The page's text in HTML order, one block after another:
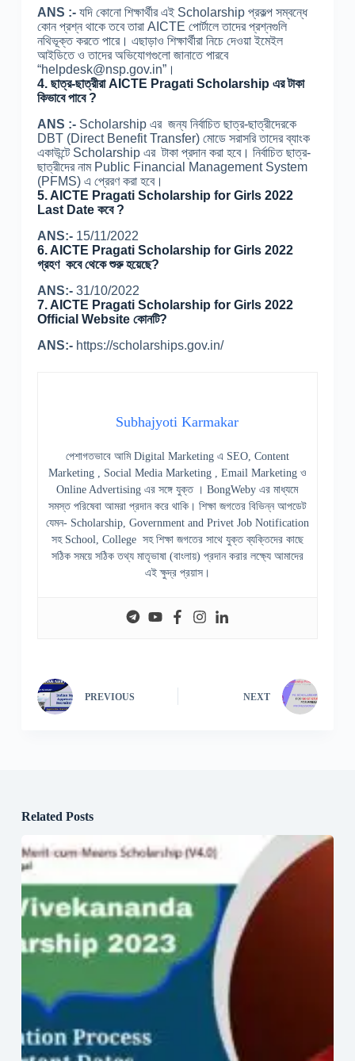
ANS :- যদি কোনো শিক্ষার্থীর এই Scholarship প্রকল্প সম্বন্ধে
কোন প্রশ্ন থাকে তবে তারা AICTE পোর্টালে তাদের প্রশ্নগুলি
নথিভূক্ত করতে পারে। এছাড়াও শিক্ষার্থীরা নিচে দেওয়া ইমেইল
আইডিতে ও তাদের অভিযোগগুলো জানাতে পারবে
“helpdesk@nsp.gov.in”।
4. ছাত্র-ছাত্রীরা AICTE Pragati Scholarship এর টাকা
কিভাবে পাবে ?
ANS :- Scholarship এর জন্য নির্বাচিত ছাত্র-ছাত্রীদেরকে
DBT (Direct Benefit Transfer) মোডে সরাসরি তাদের ব্যাংক
একাউন্টে Scholarship এর টাকা প্রদান করা হবে। নির্বাচিত ছাত্র-
ছাত্রীদের নাম Public Financial Management System
(PFMS) এ প্রেরণ করা হবে।
5. AICTE Pragati Scholarship for Girls 2022
Last Date কবে ?
ANS:-15/11/2022
6. AICTE Pragati Scholarship for Girls 2022
গ্রহণ কবে থেকে শুরু হয়েছে?
ANS:-31/10/2022
7. AICTE Pragati Scholarship for Girls 2022
Official Website কোনটি?
ANS:-https://scholarships.gov.in/
Subhajyoti Karmakar
পেশাগতভাবে আমি Digital Marketing এ SEO, Content
Marketing , Social Media Marketing , Email Marketing ও
Online Advertising এর সঙ্গে যুক্ত । BongWeby এর মাধ্যমে
সমস্ত পরিষেবা আমরা প্রদান করে থাকি। শিক্ষা জগতের বিভিন্ন আপডেট
যেমন- Scholarship, Government and Privet Job Notification
সহ School, College সহ শিক্ষা জগতের সাথে যুক্ত ব্যক্তিদের কাছে
সঠিক সময়ে সঠিক তথ্য মাতৃভাষা (বাংলায়) প্রদান করার লক্ষ্যে আমাদের
এই ক্ষুদ্র প্রয়াস।
PREVIOUS NEXT
Related Posts